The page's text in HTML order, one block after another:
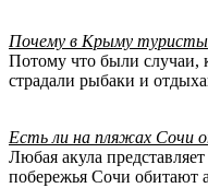
Почему в Крыму туристы
Потому что были случаи,
страдали рыбаки и
Есть ли на пляжах Сочи
Любая акула
побережья Сочи обитают